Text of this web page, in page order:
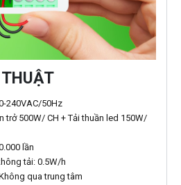
240VAC/50Hz
trở 500W/ CH + Tải thuần led 150W/
lần
tải: 0.5W/h
qua trung tâm